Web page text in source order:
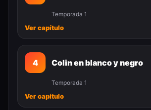
Temporada 1
Ver capítulo
4 Colin en blanco y negro
Temporada 1
Ver capítulo